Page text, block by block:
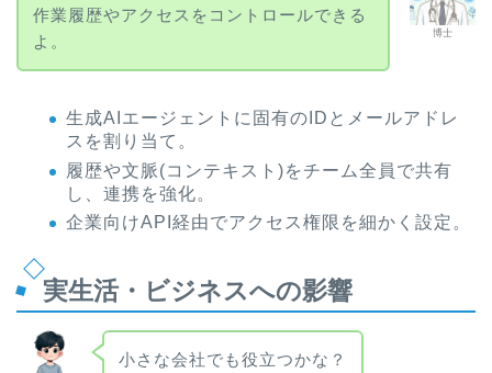
博士
作業履歴やアクセスをコントロールできる
よ。
生成AIエージェントに固有のIDとメールアドレ
スを割り当て。
履歴や文脈(コンテキスト)をチーム全員で共有
し、連携を強化。
企業向けAPI経由でアクセス権限を細かく設定。
実生活・ビジネスへの影響
小さな会社でも役立つかな？